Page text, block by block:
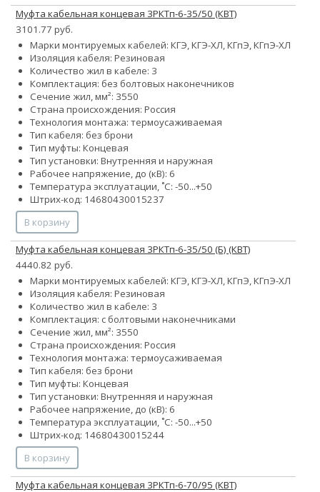
Муфта кабельная концевая 3РКТп-6-35/50 (КВТ)
3101.77 руб.
Марки монтируемых кабелей: КГЭ, КГЭ-ХЛ, КГпЭ, КГпЭ-ХЛ
Изоляция кабеля: Резиновая
Количество жил в кабеле: 3
Комплектация: без болтовых наконечников
Сечение жил, мм²: 3550
Страна происхождения: Россия
Технология монтажа: термоусаживаемая
Тип кабеля: без брони
Тип муфты: Концевая
Тип установки: Внутренняя и наружная
Рабочее напряжение, до (кВ): 6
Температура эксплуатации, ˚С: -50...+50
Штрих-код: 14680430015237
В корзину
Муфта кабельная концевая 3РКТп-6-35/50 (Б) (КВТ)
4440.82 руб.
Марки монтируемых кабелей: КГЭ, КГЭ-ХЛ, КГпЭ, КГпЭ-ХЛ
Изоляция кабеля: Резиновая
Количество жил в кабеле: 3
Комплектация: с болтовыми наконечниками
Сечение жил, мм²: 3550
Страна происхождения: Россия
Технология монтажа: термоусаживаемая
Тип кабеля: без брони
Тип муфты: Концевая
Тип установки: Внутренняя и наружная
Рабочее напряжение, до (кВ): 6
Температура эксплуатации, ˚С: -50...+50
Штрих-код: 14680430015244
В корзину
Муфта кабельная концевая 3РКТп-6-70/95 (КВТ)